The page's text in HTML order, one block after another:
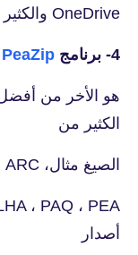
OneDrive والكثير من المميزات داخل البرنامج.
4- برنامج PeaZip
هو الأخر من
الكثير من
الصيغ مثال، ARC و ARJ و BZ2 و CAB و DMG ، GZ
أصدار